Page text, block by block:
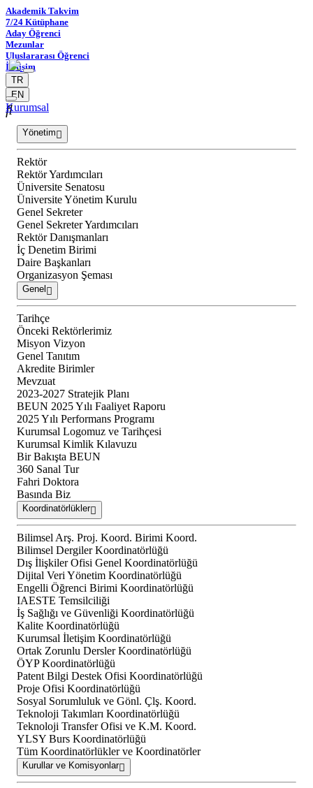
Akademik Takvim
7/24 Kütüphane
Aday Öğrenci
Mezunlar
Uluslararası Öğrenci
İletişim
TR
EN
Kurumsal
Yönetim
Rektör
Rektör Yardımcıları
Üniversite Senatosu
Üniversite Yönetim Kurulu
Genel Sekreter
Genel Sekreter Yardımcıları
Rektör Danışmanları
İç Denetim Birimi
Daire Başkanları
Organizasyon Şeması
Genel
Tarihçe
Önceki Rektörlerimiz
Misyon Vizyon
Genel Tanıtım
Akredite Birimler
Mevzuat
2023-2027 Stratejik Planı
BEUN 2025 Yılı Faaliyet Raporu
2025 Yılı Performans Programı
Kurumsal Logomuz ve Tarihçesi
Kurumsal Kimlik Kılavuzu
Bir Bakışta BEUN
360 Sanal Tur
Fahri Doktora
Basında Biz
Koordinatörlükler
Bilimsel Arş. Proj. Koord. Birimi Koord.
Bilimsel Dergiler Koordinatörlüğü
Dış İlişkiler Ofisi Genel Koordinatörlüğü
Dijital Veri Yönetim Koordinatörlüğü
Engelli Öğrenci Birimi Koordinatörlüğü
IAESTE Temsilciliği
İş Sağlığı ve Güvenliği Koordinatörlüğü
Kalite Koordinatörlüğü
Kurumsal İletişim Koordinatörlüğü
Ortak Zorunlu Dersler Koordinatörlüğü
ÖYP Koordinatörlüğü
Patent Bilgi Destek Ofisi Koordinatörlüğü
Proje Ofisi Koordinatörlüğü
Sosyal Sorumluluk ve Gönl. Çlş. Koord.
Teknoloji Takımları Koordinatörlüğü
Teknoloji Transfer Ofisi ve K.M. Koord.
YLSY Burs Koordinatörlüğü
Tüm Koordinatörlükler ve Koordinatörler
Kurullar ve Komisyonlar